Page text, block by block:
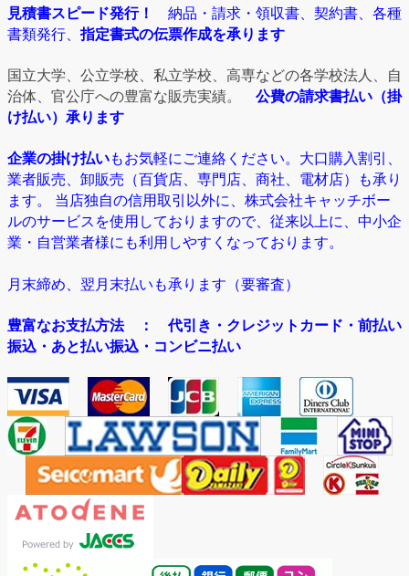
見積書スピード発行！
納品・請求・領収書、契約書、各種
書類発行、指定書式の伝票作成を承ります
国立大学、公立学校、私立学校、高専などの各学校法人、自
治体、官公庁への豊富な販売実績。
公費の請求書払い（掛
け払い）承ります
企業の掛け払いもお気軽にご連絡ください。大口購入割引、
業者販売、卸販売（百貨店、専門店、商社、電材店）も承り
ます。 当店独自の信用取引以外に、株式会社キャッチボー
ルのサービスを使用しておりますので、従来以上に、中小企
業・自営業者様にも利用しやすくなっております。
月末締め、翌月末払いも承ります（要審査）
豊富なお支払方法： 代引き・クレジットカード・前払い
振込・あと払い振込・コンビニ払い